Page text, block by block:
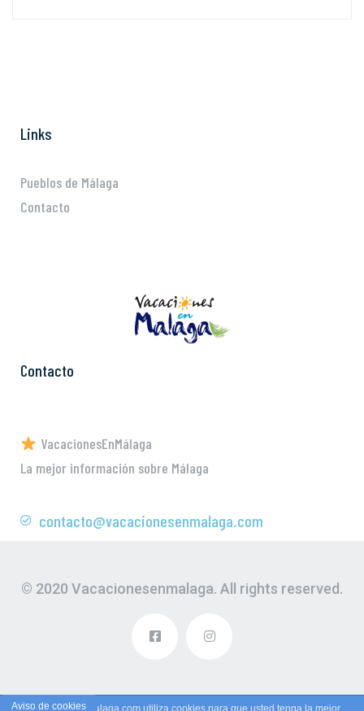
Links
Pueblos de Málaga
Contacto
Contacto
VacacionesEnMálaga
La mejor información sobre Málaga
contacto@vacacionesenmalaga.com
© 2020 Vacacionesenmalaga. All rights reserved.
Vacacionesenmalaga.com utiliza cookies para que usted tenga la mejor
Aviso de cookies